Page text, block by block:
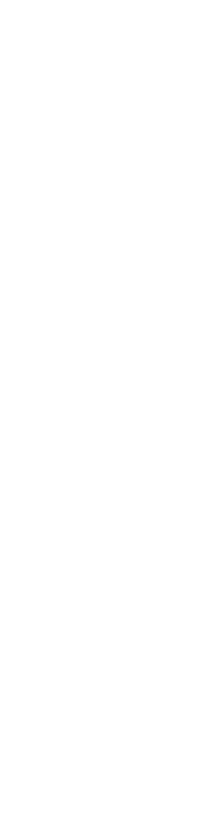
und
(Stadtplaner
am Kunstwerk
Winograd